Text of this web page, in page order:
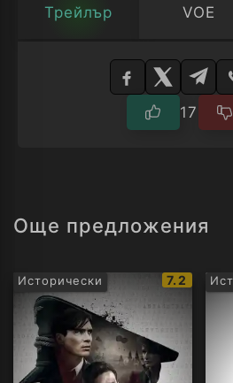
Трейлър VOE
Изберете
17
Още предложения
Исторически
IMDb
рейтинг:
7.2